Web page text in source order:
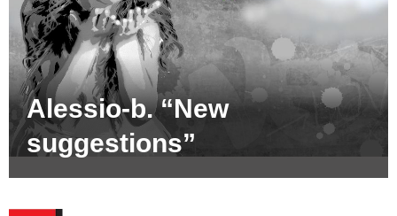
Alessio-b. “New
suggestions”